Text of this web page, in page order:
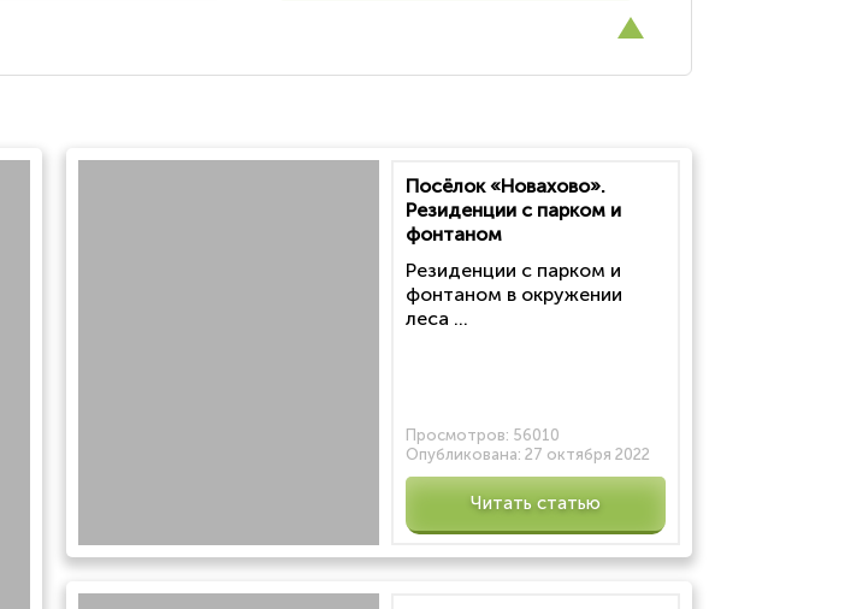
Посёлок «Новахово».
Резиденции с парком и
фонтаном
Резиденции с парком и
фонтаном в окружении
леса ...
Просмотров: 56010
Опубликована: 27 октября 2022
Читать статью